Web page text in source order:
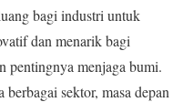
bagi industri untuk
dan menarik bagi
pentingnya menjaga bumi.
sektor, masa depan